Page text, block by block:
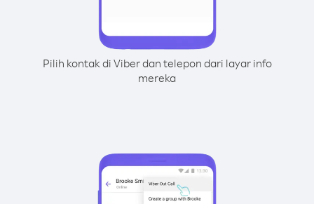
Pilih kontak di Viber dan telepon dari layar info
mereka